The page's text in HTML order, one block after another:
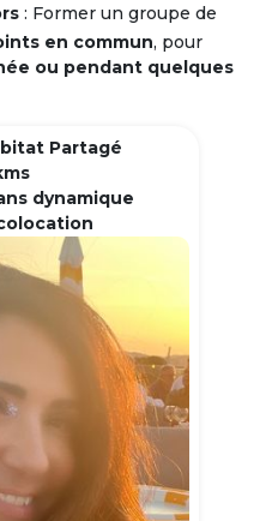
: Former un groupe de
en commun, pour
ou pendant quelques
Partagé
dynamique